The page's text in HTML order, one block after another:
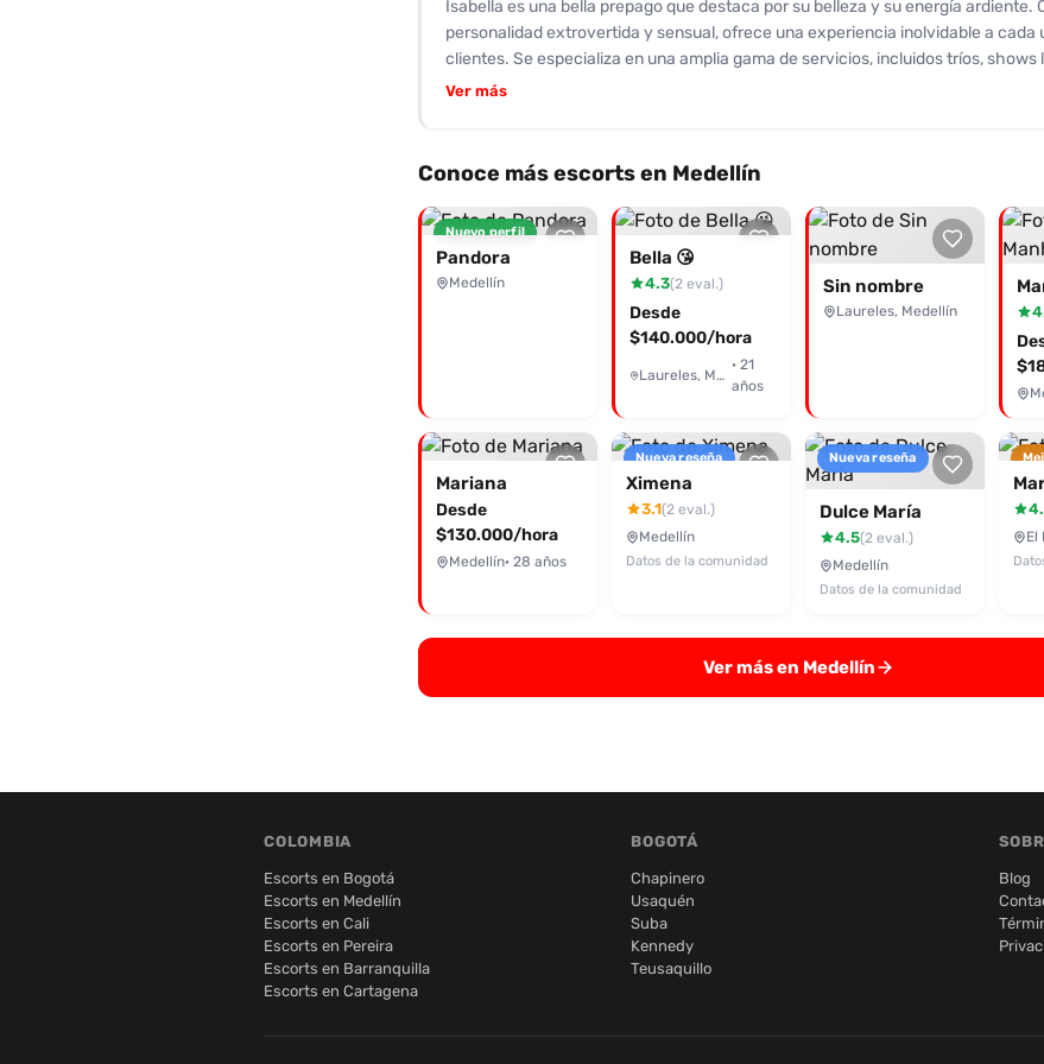
Isabella es una bella prepago que destaca por su belleza y su energía ardiente.
personalidad extrovertida y sensual, ofrece una experiencia inolvidable a cada
clientes. Se especializa en una amplia gama de servicios, incluidos tríos, shows
fetiches y masajes exclusivos. Sus clientes la han reseñado con entusiasmo,
de la rutina diaria. Las fotografías que comparte reflejan su atractivo físico,
momentos de pasión y placer. Ella está lista para hacer realidad todas tus
brindarte una experiencia única. ¡Isabella te está esperando!
Ver más
Conoce más escorts en Medellín
Nuevo perfil
Pandora
Medellín
Bella 😘
4.3(2 eval.)
Desde
$140.000/hora
Laureles, Medellín
· 21
años
Sin nombre
Laureles, Medellín
Mariana
Desde
$130.000/hora
Medellín· 28 años
Nueva reseña
Ximena
3.1(2 eval.)
Medellín
Datos de la comunidad
Nueva reseña
Dulce María
4.5(2 eval.)
Medellín
Datos de la comunidad
El
Ver más en Medellín
COLOMBIA
Escorts en Bogotá
Escorts en Medellín
Escorts en Cali
Escorts en Pereira
Escorts en Barranquilla
Escorts en Cartagena
BOGOTÁ
Chapinero
Usaquén
Suba
Kennedy
Teusaquillo
Blog